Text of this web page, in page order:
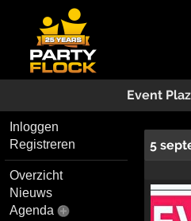
Event
Inloggen
Registreren
Overzicht
Nieuws
Agenda
5